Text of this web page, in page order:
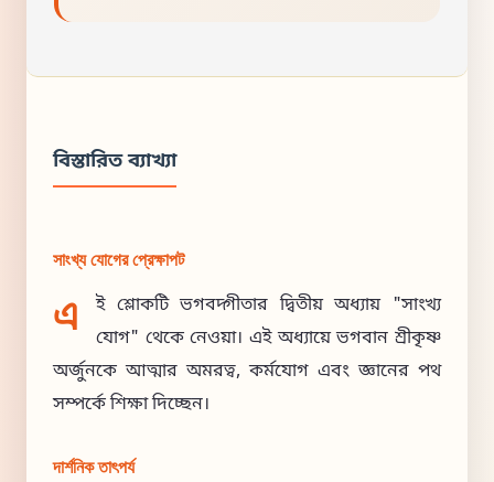
বিস্তারিত ব্যাখ্যা
সাংখ্য যোগের প্রেক্ষাপট
এ
ই শ্লোকটি ভগবদ্গীতার দ্বিতীয় অধ্যায় "সাংখ্য
যোগ" থেকে নেওয়া। এই অধ্যায়ে ভগবান শ্রীকৃষ্ণ
অর্জুনকে আত্মার অমরত্ব, কর্মযোগ এবং জ্ঞানের পথ
সম্পর্কে শিক্ষা দিচ্ছেন।
দার্শনিক তাৎপর্য